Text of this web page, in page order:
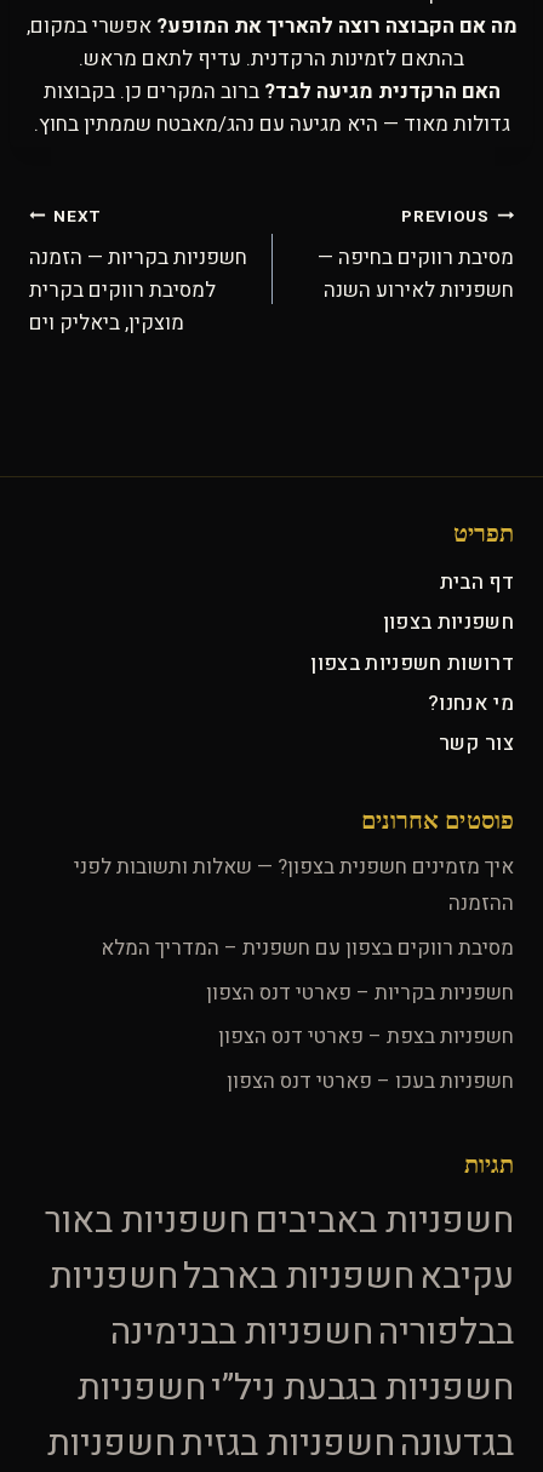
מה אם הקבוצה רוצה להאריך את המופע? אפשרי במקום,
בהתאם לזמינות הרקדנית. עדיף לתאם מראש.
האם הרקדנית מגיעה לבד? ברוב המקרים כן. בקבוצות
גדולות מאוד — היא מגיעה עם נהג/מאבטח שממתין בחוץ.
ניווט
PREVIOUS
מסיבת רווקים בחיפה —
חשפניות לאירוע השנה
NEXT
חשפניות בקריות — הזמנה
למסיבת רווקים בקרית
מוצקין, ביאליק וים
תפריט
דף הבית
חשפניות בצפון
דרושות חשפניות בצפון
מי אנחנו?
צור קשר
פוסטים אחרונים
איך מזמינים חשפנית בצפון? — שאלות ותשובות לפני
ההזמנה
מסיבת רווקים בצפון עם חשפנית – המדריך המלא
חשפניות בקריות – פארטי דנס הצפון
חשפניות בצפת – פארטי דנס הצפון
חשפניות בעכו – פארטי דנס הצפון
תגיות
חשפניות באביבים חשפניות באור
עקיבאחשפניות בארבלחשפניות
בבלפוריהחשפניות בבנימינה
חשפניות בגבעת ניל”יחשפניות
בגדעונהחשפניות בגזיתחשפניות